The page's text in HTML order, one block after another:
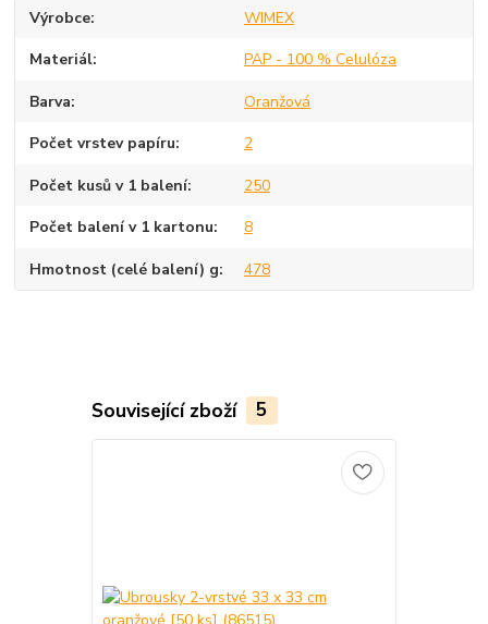
Výrobce WIMEX
Materiál PAP - 100 % Celulóza
Barva Oranžová
Počet vrstev papíru 2
Počet kusů v 1 balení 250
Počet balení v 1 kartonu 8
Hmotnost (celé balení) g 478
Související zboží 5